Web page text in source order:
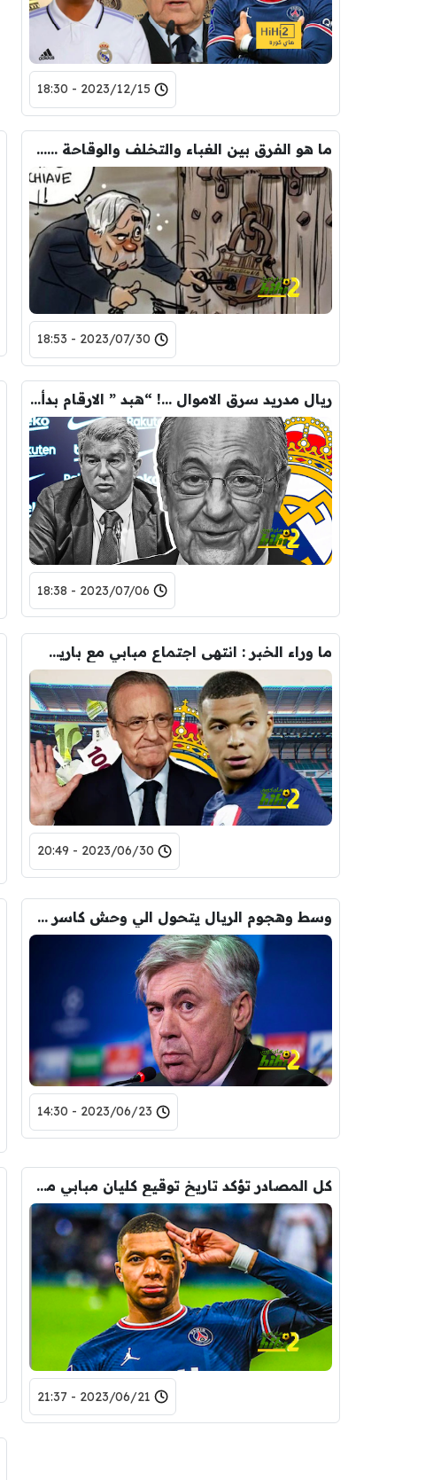
2023/12/15 - 18:30
ما هو الفرق بين الغباء والتخلف والوقاحة …؟! انشلوتي في الميزان
2023/07/30 - 18:53
ريال مدريد سرق الاموال …! “هبد ” الارقام بدأ في الصحافه
2023/07/06 - 18:38
ما وراء الخبر : انتهى اجتماع مبابي مع باريس … ما هي النتائج …؟!
2023/06/30 - 20:49
وسط وهجوم الريال يتحول الي وحش كاسر … او ربما سيكون “ملطشة “…!
2023/06/23 - 14:30
كل المصادر تؤكد تاريخ توقيع كليان مبابي مع ريال مدريد
2023/06/21 - 21:37